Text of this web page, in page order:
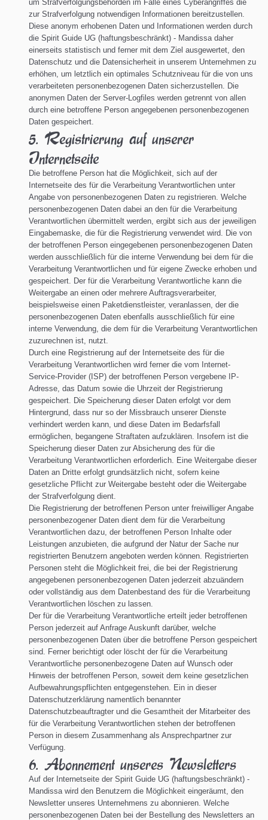
um Strafverfolgungsbehörden im Falle eines Cyberangriffes die
zur Strafverfolgung notwendigen Informationen bereitzustellen.
Diese anonym erhobenen Daten und Informationen werden durch
die Spirit Guide UG (haftungsbeschränkt) - Mandissa daher
einerseits statistisch und ferner mit dem Ziel ausgewertet, den
Datenschutz und die Datensicherheit in unserem Unternehmen zu
erhöhen, um letztlich ein optimales Schutzniveau für die von uns
verarbeiteten personenbezogenen Daten sicherzustellen. Die
anonymen Daten der Server-Logfiles werden getrennt von allen
durch eine betroffene Person angegebenen personenbezogenen
Daten gespeichert.
5. Registrierung auf unserer
Internetseite
Die betroffene Person hat die Möglichkeit, sich auf der
Internetseite des für die Verarbeitung Verantwortlichen unter
Angabe von personenbezogenen Daten zu registrieren. Welche
personenbezogenen Daten dabei an den für die Verarbeitung
Verantwortlichen übermittelt werden, ergibt sich aus der jeweiligen
Eingabemaske, die für die Registrierung verwendet wird. Die von
der betroffenen Person eingegebenen personenbezogenen Daten
werden ausschließlich für die interne Verwendung bei dem für die
Verarbeitung Verantwortlichen und für eigene Zwecke erhoben und
gespeichert. Der für die Verarbeitung Verantwortliche kann die
Weitergabe an einen oder mehrere Auftragsverarbeiter,
beispielsweise einen Paketdienstleister, veranlassen, der die
personenbezogenen Daten ebenfalls ausschließlich für eine
interne Verwendung, die dem für die Verarbeitung Verantwortlichen
zuzurechnen ist, nutzt.
Durch eine Registrierung auf der Internetseite des für die
Verarbeitung Verantwortlichen wird ferner die vom Internet-
Service-Provider (ISP) der betroffenen Person vergebene IP-
Adresse, das Datum sowie die Uhrzeit der Registrierung
gespeichert. Die Speicherung dieser Daten erfolgt vor dem
Hintergrund, dass nur so der Missbrauch unserer Dienste
verhindert werden kann, und diese Daten im Bedarfsfall
ermöglichen, begangene Straftaten aufzuklären. Insofern ist die
Speicherung dieser Daten zur Absicherung des für die
Verarbeitung Verantwortlichen erforderlich. Eine Weitergabe dieser
Daten an Dritte erfolgt grundsätzlich nicht, sofern keine
gesetzliche Pflicht zur Weitergabe besteht oder die Weitergabe
der Strafverfolgung dient.
Die Registrierung der betroffenen Person unter freiwilliger Angabe
personenbezogener Daten dient dem für die Verarbeitung
Verantwortlichen dazu, der betroffenen Person Inhalte oder
Leistungen anzubieten, die aufgrund der Natur der Sache nur
registrierten Benutzern angeboten werden können. Registrierten
Personen steht die Möglichkeit frei, die bei der Registrierung
angegebenen personenbezogenen Daten jederzeit abzuändern
oder vollständig aus dem Datenbestand des für die Verarbeitung
Verantwortlichen löschen zu lassen.
Der für die Verarbeitung Verantwortliche erteilt jeder betroffenen
Person jederzeit auf Anfrage Auskunft darüber, welche
personenbezogenen Daten über die betroffene Person gespeichert
sind. Ferner berichtigt oder löscht der für die Verarbeitung
Verantwortliche personenbezogene Daten auf Wunsch oder
Hinweis der betroffenen Person, soweit dem keine gesetzlichen
Aufbewahrungspflichten entgegenstehen. Ein in dieser
Datenschutzerklärung namentlich benannter
Datenschutzbeauftragter und die Gesamtheit der Mitarbeiter des
für die Verarbeitung Verantwortlichen stehen der betroffenen
Person in diesem Zusammenhang als Ansprechpartner zur
Verfügung.
6. Abonnement unseres Newsletters
Auf der Internetseite der Spirit Guide UG (haftungsbeschränkt) -
Mandissa wird den Benutzern die Möglichkeit eingeräumt, den
Newsletter unseres Unternehmens zu abonnieren. Welche
personenbezogenen Daten bei der Bestellung des Newsletters an